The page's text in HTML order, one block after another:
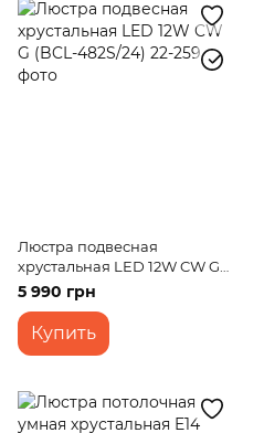
Люстра подвесная
хрустальная LED 12W CW G
(BCL-482S/24)
5 990 грн
Купить